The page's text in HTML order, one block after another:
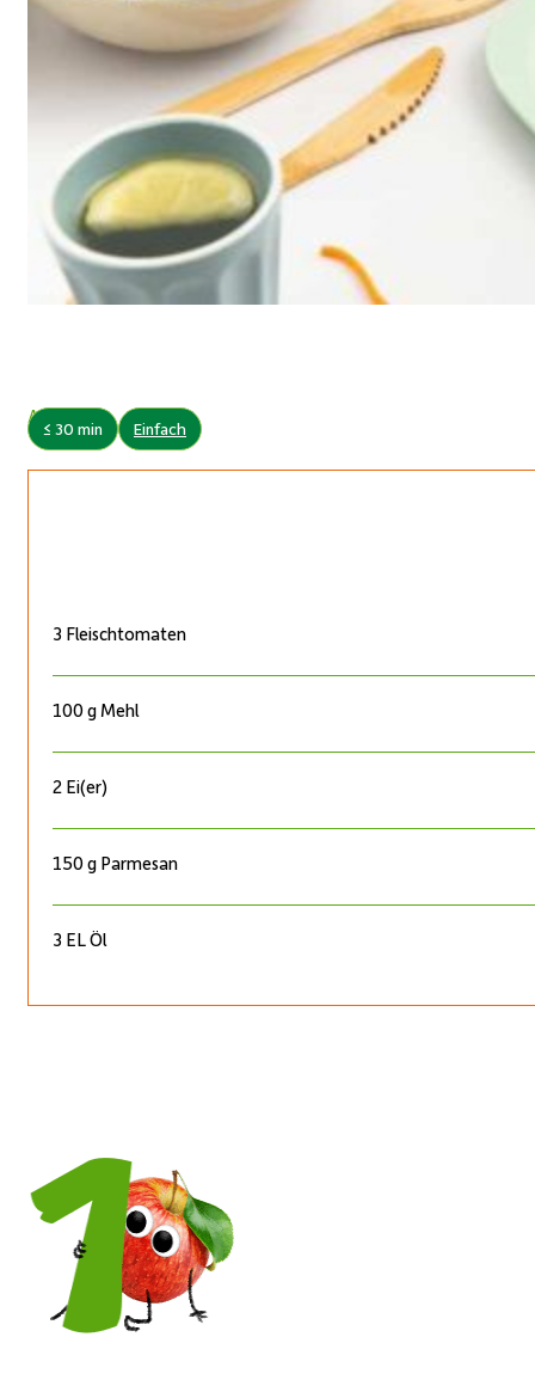
Autor:
≤ 30 min Einfach
3 Fleischtomaten
100 g Mehl
2 Ei(er)
150 g Parmesan
3 EL Öl